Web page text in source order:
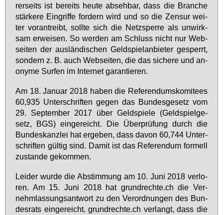
rer­seits ist be­reits heu­te ab­seh­bar, dass die Bran­che
stär­ke­re Ein­grif­fe for­dern wird und so die Zen­sur wei­
ter vor­an­treibt, soll­te sich die Netz­sper­re als un­wirk­
sam er­wei­sen. So wer­den am Schluss nicht nur Web­
sei­ten der aus­län­di­schen Geld­spiel­an­bie­ter ge­sperrt,
son­dern z. B. auch Web­sei­ten, die das si­che­re und an­
ony­me Sur­fen im In­ter­net ga­ran­tie­ren.
Am 18. Ja­nu­ar 2018 ha­ben die Re­fe­ren­dums­ko­mi­tees
60,935 Un­ter­schrif­ten ge­gen das Bun­des­ge­setz vom
29. Sep­tem­ber 2017 über Geld­spie­le (Geld­spiel­ge­
setz, BGS) ein­ge­reicht. Die Über­prü­fung durch die
Bun­des­kanz­lei hat er­ge­ben, dass da­von 60,744 Un­ter­
schrif­ten gül­tig sind. Da­mit ist das Re­fe­ren­dum for­mell
zu­stan­de ge­kom­men.
Lei­der wur­de die Ab­stim­mung am 10. Ju­ni 2018 ver­lo­
ren. Am 15. Ju­ni 2018 hat grund­rech­te.ch die Ver­
nehm­las­sungs­ant­wort zu den Ver­ord­nun­gen des Bun­
des­rats ein­ge­reicht. grund­rech­te.ch ver­langt, dass die